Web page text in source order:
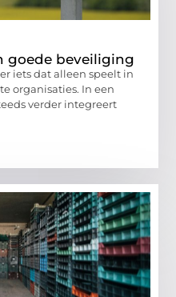
goede beveiliging
iets dat alleen speelt in
organisaties. In een
verder integreert